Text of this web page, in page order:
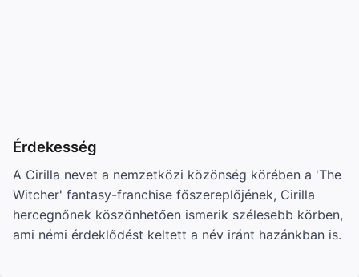
Érdekesség
A Cirilla nevet a nemzetközi közönség körében a 'The
Witcher' fantasy-franchise főszereplőjének, Cirilla
hercegnőnek köszönhetően ismerik szélesebb körben,
ami némi érdeklődést keltett a név iránt hazánkban is.